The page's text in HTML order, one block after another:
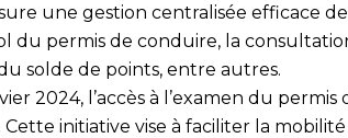
une gestion centralisée efficace
du permis de conduire, la
solde de points, entre autres.
2024, l’accès à l’examen du
Cette initiative vise à faciliter la